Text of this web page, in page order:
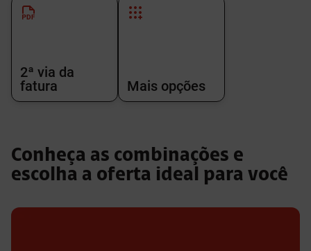
2ª via da
fatura
Mais opções
Conheça as combinações e
escolha a oferta ideal para você